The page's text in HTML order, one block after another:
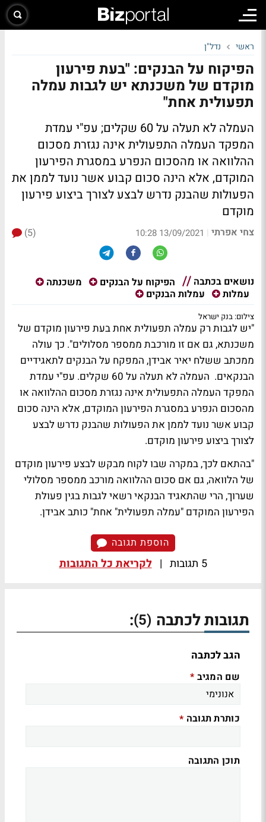
ראשי נדל"ן
הפיקוח על הבנקים: "בעת פירעון
מוקדם של משכנתא יש לגבות עמלה
תפעולית אחת"
העמלה לא תעלה על 60 שקלים; עפ"י עמדת
המפקד העמלה התפעולית אינה נגזרת מסכום
ההלוואה או מהסכום הנפרע במסגרת הפירעון
המוקדם, אלא הינה סכום קבוע אשר נועד לממן את
הפעולות שהבנק נדרש לבצע לצורך ביצוע פירעון
מוקדם
צחי אפרתי |
13/09/2021 10:28
(5)
נושאים בכתבה הפיקוח על הבנקים
משכנתה
עמלות
עמלות הבנקים
צילום: בנק ישראל
"יש לגבות רק עמלה תפעולית אחת בעת פירעון מוקדם של
משכנתא, גם אם זו מורכבת ממספר מסלולים". כך עולה
ממכתב ששלח יאיר אבידן, המפקח על הבנקים לתאגידיים
הבנקאים. העמלה לא תעלה על 60 שקלים. עפ"י עמדת
המפקד העמלה התפעולית אינה נגזרת מסכום ההלוואה או
מהסכום הנפרע במסגרת הפירעון המוקדם, אלא הינה סכום
קבוע אשר נועד לממן את הפעולות שהבנק נדרש לבצע
לצורך ביצוע פירעון מוקדם.
"בהתאם לכך, במקרה שבו לקוח מבקש לבצע פירעון מוקדם
של הלוואה, גם אם סכום ההלוואה מורכב ממספר מסלולי
שערוך, הרי שהתאגיד הבנקאי רשאי לגבות בגין פעולת
הפירעון המוקדם "עמלה תפעולית" אחת" כותב אבידן.
הוספת תגובה
5 תגובות | לקריאת כל התגובות
תגובות לכתבה (5)
:
הגב לכתבה
שם המגיב *
כותרת תגובה *
תוכן התגובה